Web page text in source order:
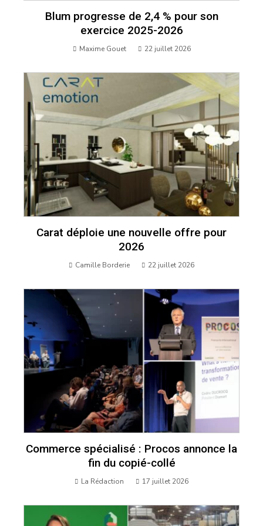
Blum progresse de 2,4 % pour son
exercice 2025-2026
Maxime Gouet 22 juillet 2026
Carat déploie une nouvelle offre pour
2026
Camille Borderie 22 juillet 2026
Commerce spécialisé : Procos annonce la
fin du copié-collé
La Rédaction 17 juillet 2026